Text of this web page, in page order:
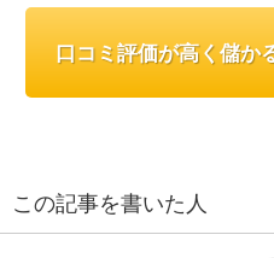
口コミ評価が高く儲か
この記事を書いた人